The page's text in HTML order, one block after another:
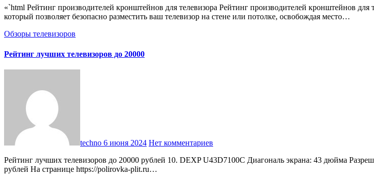
«`html Рейтинг производителей кронштейнов для телевизора Рейтинг производителей кронштейнов для телевизора Введение Кронштейны для телевизора являются важным аксессуаром,
который позволяет безопасно разместить ваш телевизор на стене или потолке, освобождая место…
Обзоры телевизоров
Рейтинг лучших телевизоров до 20000
techno 6 июня 2024 Нет комментариев
Рейтинг лучших телевизоров до 20000 рублей 10. DEXP U43D7100C Диагональ экрана: 43 дюйма Разрешение: 3840×2160 Тип экрана: VA Смарт ТВ: есть, Android TV Цена: около 16000
рублей На странице https://polirovka-plit.ru…